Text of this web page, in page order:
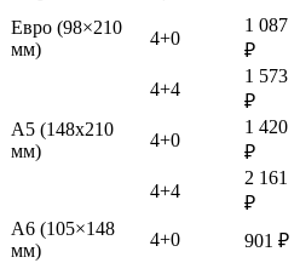
Евро (98×210
мм)
4+0
1 087
₽
4+4
1 573
₽
А5 (148х210
мм)
4+0
1 420
₽
4+4
2 161
₽
А6 (105×148
мм)
4+0 901 ₽